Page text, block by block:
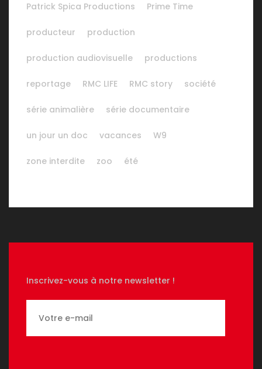
Patrick Spica Productions Prime Time
producteur production
production audiovisuelle productions
reportage RMC LIFE RMC story société
série animalière série documentaire
un jour un doc vacances W9
zone interdite zoo été
Inscrivez-vous à notre newsletter !